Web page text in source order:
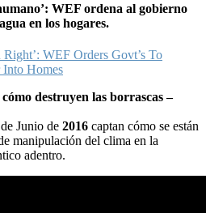
WEF ordena al gobierno
en los hogares.
WEF Orders Govt’s To
Homes
destruyen las borrascas –
Junio de 2016 captan cómo se están
manipulación del clima en la
adentro.